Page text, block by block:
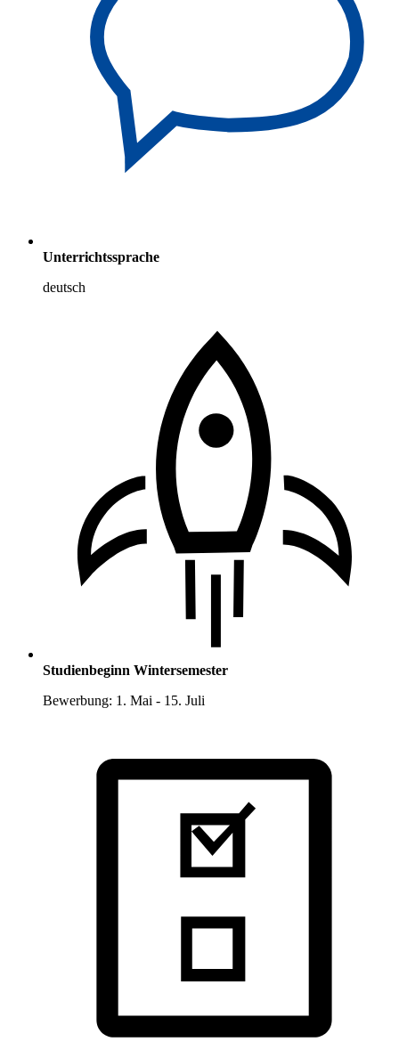
Unterrichtssprache
deutsch
Studienbeginn Wintersemester
Bewerbung: 1. Mai - 15. Juli